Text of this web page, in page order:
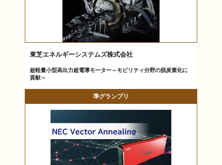
東芝エネルギーシステムズ株式会社
超軽量小型高出力超電導モーター～モビリティ分野の脱炭素化に
貢献～
準グランプリ